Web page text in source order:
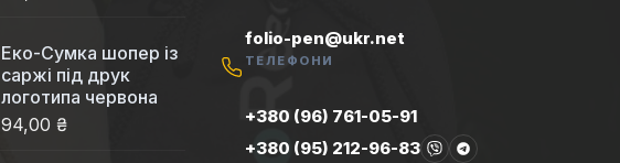
Еко-Cумка шопер із
саржі під друк
логотипа червона
94,00 ₴
folio-pen@ukr.net
ТЕЛЕФОНИ
+380 (96) 761-05-91
+380 (95) 212-96-83